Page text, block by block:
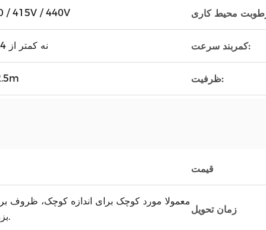
/ 415V / 440V
نه کمتر از 24 ساعت کمربند سرعت:
ظرفیت:
قیمت
معمولا مورد کوچک برای اندازه کوچک، ظروف
بزرگ است.
زمان تحویل